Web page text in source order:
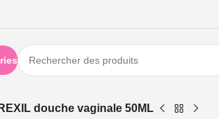
douche vaginale 50ML